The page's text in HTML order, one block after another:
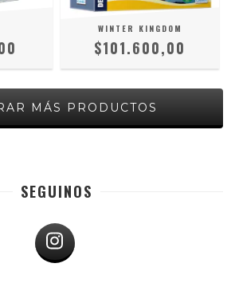
WINTER KINGDOM
$101.600,00
MÁS PRODUCTOS
SEGUINOS